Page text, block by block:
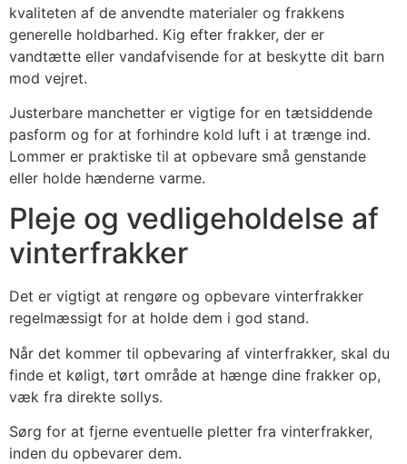
kvaliteten af de anvendte materialer og frakkens
generelle holdbarhed. Kig efter frakker, der er
vandtætte eller vandafvisende for at beskytte dit barn
mod vejret.
Justerbare manchetter er vigtige for en tætsiddende
pasform og for at forhindre kold luft i at trænge ind.
Lommer er praktiske til at opbevare små genstande
eller holde hænderne varme.
Pleje og vedligeholdelse af
vinterfrakker
Det er vigtigt at rengøre og opbevare vinterfrakker
regelmæssigt for at holde dem i god stand.
Når det kommer til opbevaring af vinterfrakker, skal du
finde et køligt, tørt område at hænge dine frakker op,
væk fra direkte sollys.
Sørg for at fjerne eventuelle pletter fra vinterfrakker,
inden du opbevarer dem.